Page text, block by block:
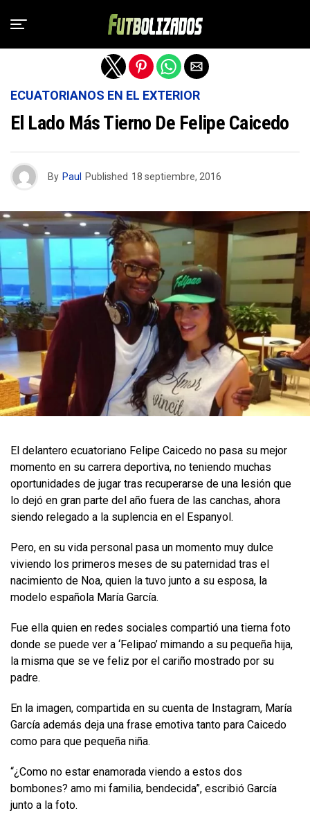
ECUATORIANOS EN EL EXTERIOR
El Lado Más Tierno De Felipe Caicedo
By Paul Published 18 septiembre, 2016
​El delantero ecuatoriano Felipe Caicedo no pasa su mejor
momento en su carrera deportiva, no teniendo muchas
oportunidades de jugar tras recuperarse de una lesión que
lo dejó en gran parte del año fuera de las canchas, ahora
siendo relegado a la suplencia en el Espanyol.
Pero, en su vida personal pasa un momento muy dulce
viviendo los primeros meses de su paternidad tras el
nacimiento de Noa, quien la tuvo junto a su esposa, la
modelo española María García.
Fue ella quien en redes sociales compartió una tierna foto
donde se puede ver a ‘Felipao’ mimando a su pequeña hija,
la misma que se ve feliz por el cariño mostrado por su
padre.
En la imagen, compartida en su cuenta de Instagram, María
García además deja una frase emotiva tanto para Caicedo
como para que pequeña niña.
“¿Como no estar enamorada viendo a estos dos
bombones? amo mi familia, bendecida”, escribió García
junto a la foto.
Salir de la versión móvil